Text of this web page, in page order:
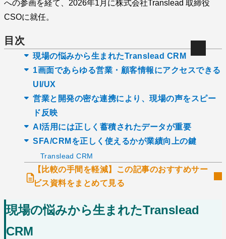
への参画を経て、2026年1月に株式会社Translead 取締役
CSOに就任。
目次
現場の悩みから生まれたTranslead CRM
1画面であらゆる営業・顧客情報にアクセスできる
UI/UX
営業と開発の密な連携により、現場の声をスピー
ド反映
AI活用には正しく蓄積されたデータが重要
SFA/CRMを正しく使えるかが業績向上の鍵
Translead CRM
【比較の手間を軽減】この記事のおすすめサー
ビス資料をまとめて見る
現場の悩みから生まれたTranslead
CRM